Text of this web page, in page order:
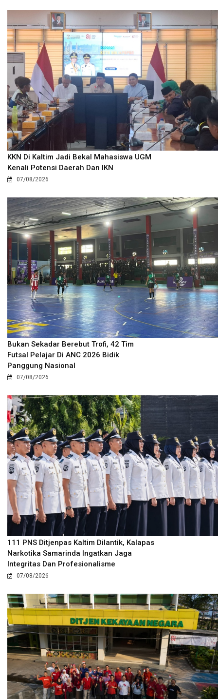
KKN Di Kaltim Jadi Bekal Mahasiswa UGM
Kenali Potensi Daerah Dan IKN
07/08/2026
Bukan Sekadar Berebut Trofi, 42 Tim
Futsal Pelajar Di ANC 2026 Bidik
Panggung Nasional
07/08/2026
111 PNS Ditjenpas Kaltim Dilantik, Kalapas
Narkotika Samarinda Ingatkan Jaga
Integritas Dan Profesionalisme
07/08/2026